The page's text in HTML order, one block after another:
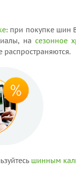
: при покупке шин
на сезонное
распространяются.
шинным